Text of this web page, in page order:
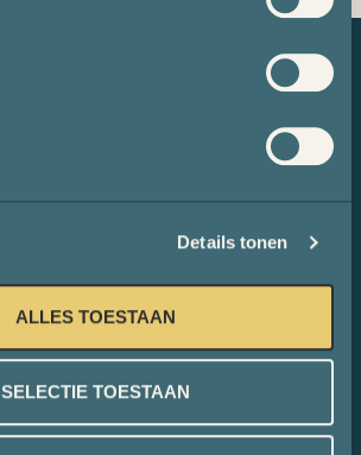
Details tonen
ALLES TOESTAAN
SELECTIE TOESTAAN
Ontspanning
en recreatie
biedt Hotel Mitland ook
ontspanningsfaciliteiten
sauna en fitnessruimte.
Maak een wandeling
door de omgeving of
huur een fiets om de
te verkennen.